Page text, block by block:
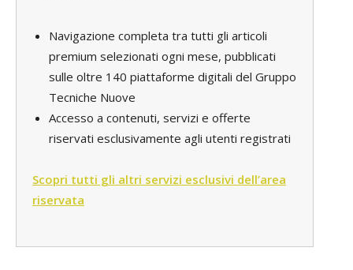
Navigazione completa tra tutti gli articoli
premium selezionati ogni mese, pubblicati
sulle oltre 140 piattaforme digitali del Gruppo
Tecniche Nuove
Accesso a contenuti, servizi e offerte
riservati esclusivamente agli utenti registrati
Scopri tutti gli altri servizi esclusivi dell’area
riservata